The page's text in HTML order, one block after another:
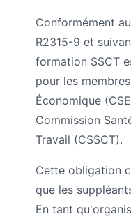
Conformément
R2315-9 et
formation SSCT
pour les
Économique
Commission
Travail (CSSCT).
Cette obligation
que les
En tant